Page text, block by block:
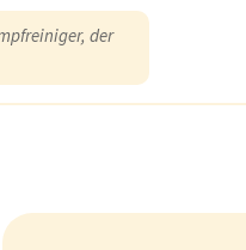
der